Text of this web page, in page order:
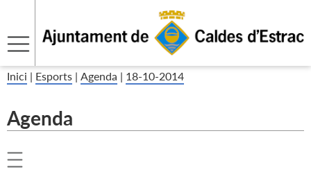
Inici | Esports | Agenda | 18-10-2014
Agenda